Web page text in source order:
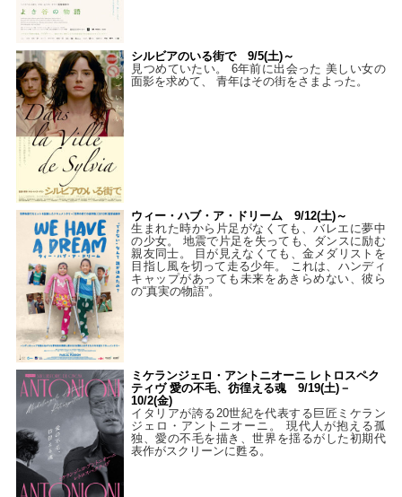
シルビアのいる街で 9/5(土)～
見つめていたい。 6年前に出会った 美しい女の
面影を求めて、 青年はその街をさまよった。
ウィー・ハブ・ア・ドリーム 9/12(土)～
生まれた時から片足がなくても、バレエに夢中
の少女。 地震で片足を失っても、ダンスに励む
親友同士。 目が見えなくても、金メダリストを
目指し風を切って走る少年。 これは、ハンディ
キャップがあっても未来をあきらめない、彼ら
の“真実の物語”。
ミケランジェロ・アントニオーニ レトロスペク
ティヴ 愛の不毛、彷徨える魂 9/19(土)－
10/2(金)
イタリアが誇る20世紀を代表する巨匠ミケラン
ジェロ・アントニオーニ。 現代人が抱える孤
独、愛の不毛を描き、世界を揺るがした初期代
表作がスクリーンに甦る。